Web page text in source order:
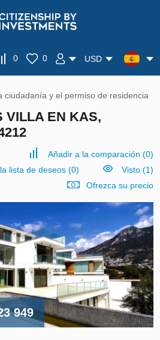
0 0 USD
ciudadanía y el permiso de residencia
VILLA EN KAS,
Añadir a la comparación (0)
lista de deseos(0)
Visto (1)
Ofrezca su precio
949